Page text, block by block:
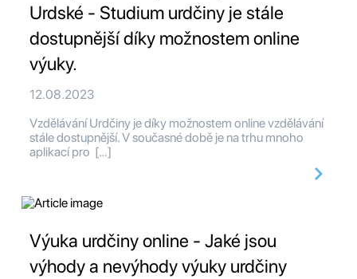
Urdské - Studium urdčiny je stále
dostupnější díky možnostem online
výuky.
12.08.2023
Vzdělávání Urdčiny je díky možnostem online vzdělávání
stále dostupnější. V současné době je na trhu mnoho
aplikací pro […]
Výuka urdčiny online - Jaké jsou
výhody a nevýhody výuky urdčiny